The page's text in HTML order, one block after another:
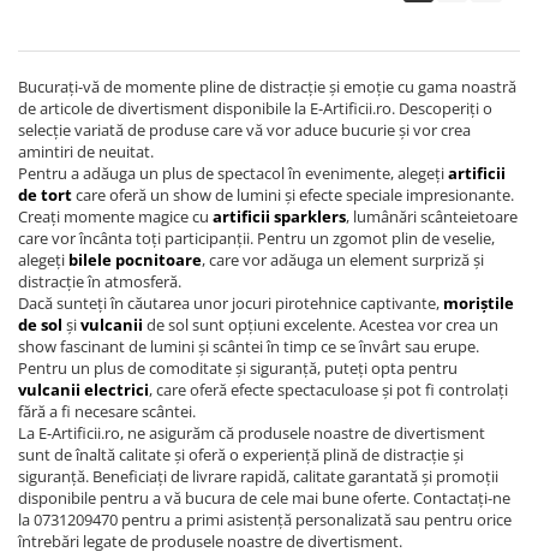
Bucurați-vă de momente pline de distracție și emoție cu gama noastră
de articole de divertisment disponibile la E-Artificii.ro. Descoperiți o
selecție variată de produse care vă vor aduce bucurie și vor crea
amintiri de neuitat.
Pentru a adăuga un plus de spectacol în evenimente, alegețiartificii
de tortcare oferă un show de lumini și efecte speciale impresionante.
Creați momente magice cu artificii sparklers, lumânări scânteietoare
care vor încânta toți participanții. Pentru un zgomot plin de veselie,
alegeți bilele pocnitoare, care vor adăuga un element surpriză și
distracție în atmosferă.
Dacă sunteți în căutarea unor jocuri pirotehnice captivante, moriștile
de sol șivulcanii de sol sunt opțiuni excelente. Acestea vor crea un
show fascinant de lumini și scântei în timp ce se învârt sau erupe.
Pentru un plus de comoditate și siguranță, puteți opta pentru
vulcanii electrici, care oferă efecte spectaculoase și pot fi controlați
fără a fi necesare scântei.
La E-Artificii.ro, ne asigurăm că produsele noastre de divertisment
sunt de înaltă calitate și oferă o experiență plină de distracție și
siguranță. Beneficiați de livrare rapidă, calitate garantată și promoții
disponibile pentru a vă bucura de cele mai bune oferte. Contactați-ne
la 0731209470 pentru a primi asistență personalizată sau pentru orice
întrebări legate de produsele noastre de divertisment.